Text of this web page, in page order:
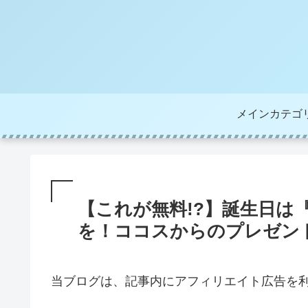
メインカテゴ
【これが無料!?】誕生日
を！ココスからのプレゼン
当ブログは、記事内にアフィリエイト広告を